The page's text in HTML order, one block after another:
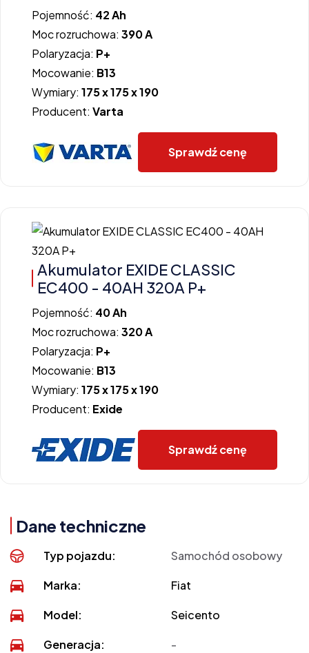
Pojemność: 42 Ah
Moc rozruchowa: 390 A
Polaryzacja: P+
Mocowanie: B13
Wymiary: 175 x 175 x 190
Producent: Varta
Sprawdź cenę
Akumulator EXIDE CLASSIC
EC400 - 40AH 320A P+
Pojemność: 40 Ah
Moc rozruchowa: 320 A
Polaryzacja: P+
Mocowanie: B13
Wymiary: 175 x 175 x 190
Producent: Exide
Sprawdź cenę
Dane techniczne
Typ pojazdu: Samochód osobowy
Marka: Fiat
Model: Seicento
Generacja: -